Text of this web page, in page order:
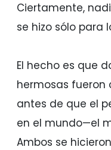
Ciertamente,
se hizo sólo para
El hecho es que
hermosas fueron
antes de que el
en el mundo—el
Ambos se